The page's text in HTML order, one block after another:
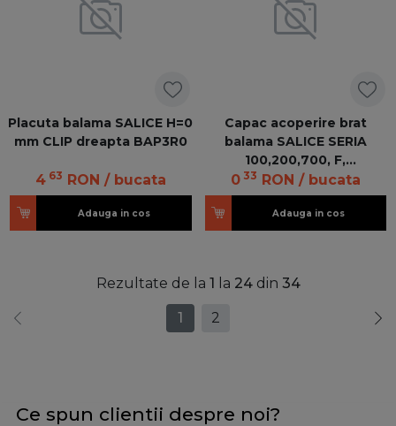
Placuta balama SALICE H=0
mm CLIP dreapta BAP3R0
4 63 RON / bucata
Adauga in cos
Capac acoperire brat
balama SALICE SERIA
100,200,700, F,
neinscriptionat
033 RON / bucata
Adauga in cos
Rezultate de la 1 la 24din 34
1 2
Ce spun clientii despre noi?